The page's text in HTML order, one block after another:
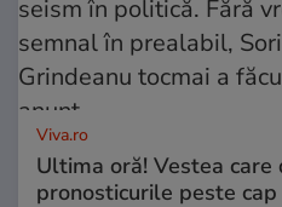
Viva.ro
Ultima oră! Vestea care
pronosticurile peste